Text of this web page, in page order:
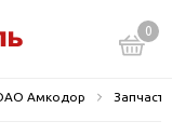
0
ОАО Амкодор